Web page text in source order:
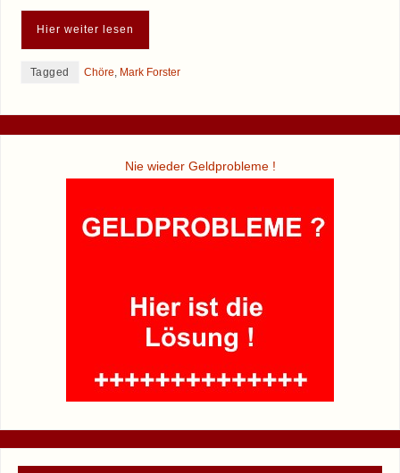
Hier weiter lesen
Tagged Chöre Mark Forster
Nie wieder Geldprobleme !